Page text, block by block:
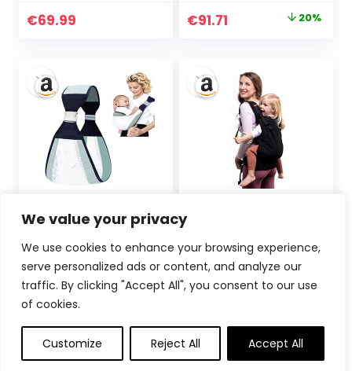
We value your privacy
We use cookies to enhance your browsing experience,
serve personalized ads or content, and analyze our
traffic. By clicking "Accept All", you consent to our use
of cookies.
Customize Reject All Accept All
Tragehilfe mit
Nackenstütze |
€69.99
Ursprünglicher
€114.90
€91.71 Aktueller
€91.71.
20%
Kindertrage,
Tragetuch Baby
Neugeboren,
Toddler Carrier,
Babytragetücher
für Babys von 0 bis
Kleinkinder bis
20kg, Hochwertige
Materialien,Ergono
Ursprünglicher
war:
€7.99
€ 4.99 Aktueller
ist:
€4.99.
38%
Kindertrage (9-27
kg) – 100%
Baumwoll Trage
Kleinkind, Leicht &
2 Tragepositionen:
Bauchtrage &
Rückentrage
€